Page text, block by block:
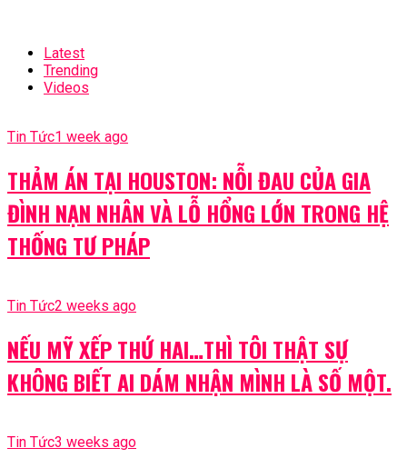
Latest
Trending
Videos
Tin Tức1 week ago
THẢM ÁN TẠI HOUSTON: NỖI ĐAU CỦA GIA
ĐÌNH NẠN NHÂN VÀ LỖ HỔNG LỚN TRONG HỆ
THỐNG TƯ PHÁP
Tin Tức2 weeks ago
NẾU MỸ XẾP THỨ HAI…THÌ TÔI THẬT SỰ
KHÔNG BIẾT AI DÁM NHẬN MÌNH LÀ SỐ MỘT.
Tin Tức3 weeks ago